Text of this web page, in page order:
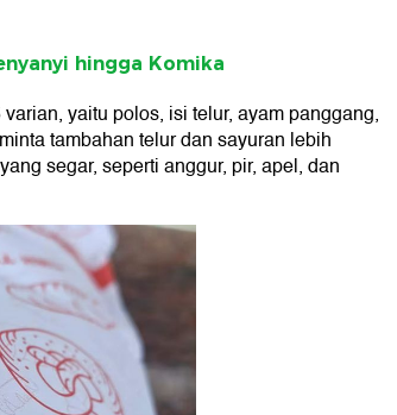
hingga Komika
yaitu polos, isi telur, ayam panggang,
tambahan telur dan sayuran lebih
segar, seperti anggur, pir, apel, dan